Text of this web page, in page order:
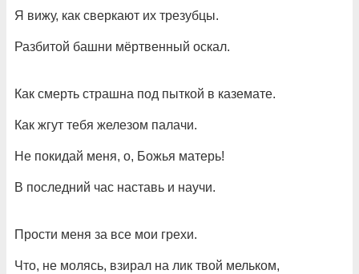
Я вижу, как сверкают их трезубцы.
Разбитой башни мёртвенный оскал.
Как смерть страшна под пыткой в каземате.
Как жгут тебя железом палачи.
Не покидай меня, о, Божья матерь!
В последний час наставь и научи.
Прости меня за все мои грехи.
Что, не молясь, взирал на лик твой мельком,